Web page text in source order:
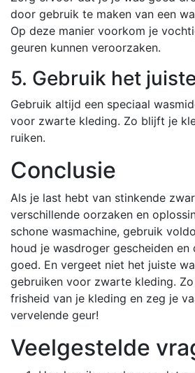
door gebruik te maken van een
Op deze manier voorkom je
geuren kunnen veroorzaken.
5. Gebruik het
Gebruik altijd een speciaal
voor zwarte kleding. Zo blijft je
ruiken.
Conclusie
Als je last hebt van stinkende
verschillende oorzaken en
schone wasmachine, gebruik
houd je wasdroger gescheiden
goed. En vergeet niet het juiste
gebruiken voor zwarte kleding.
frisheid van je kleding en zeg je
vervelende geur!
Veelgestelde